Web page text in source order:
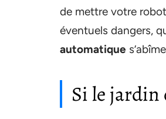
de mettre votre
éventuels dangers,
automatique
Si le jardin